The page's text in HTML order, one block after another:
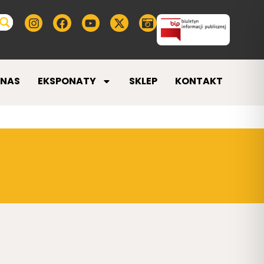
EKSPONATY SKLEP KONTAKT